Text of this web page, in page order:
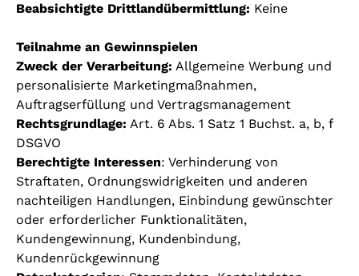
Beabsichtigte Drittlandübermittlung: Keine
Teilnahme an Gewinnspielen
Zweck der Verarbeitung: Allgemeine Werbung und
personalisierte Marketingmaßnahmen,
Auftragserfüllung und Vertragsmanagement
Rechtsgrundlage: Art. 6 Abs. 1 Satz 1 Buchst. a, b, f
DSGVO
Berechtigte Interessen: Verhinderung von
Straftaten, Ordnungswidrigkeiten und anderen
nachteiligen Handlungen, Einbindung gewünschter
oder erforderlicher Funktionalitäten,
Kundengewinnung, Kundenbindung,
Kundenrückgewinnung